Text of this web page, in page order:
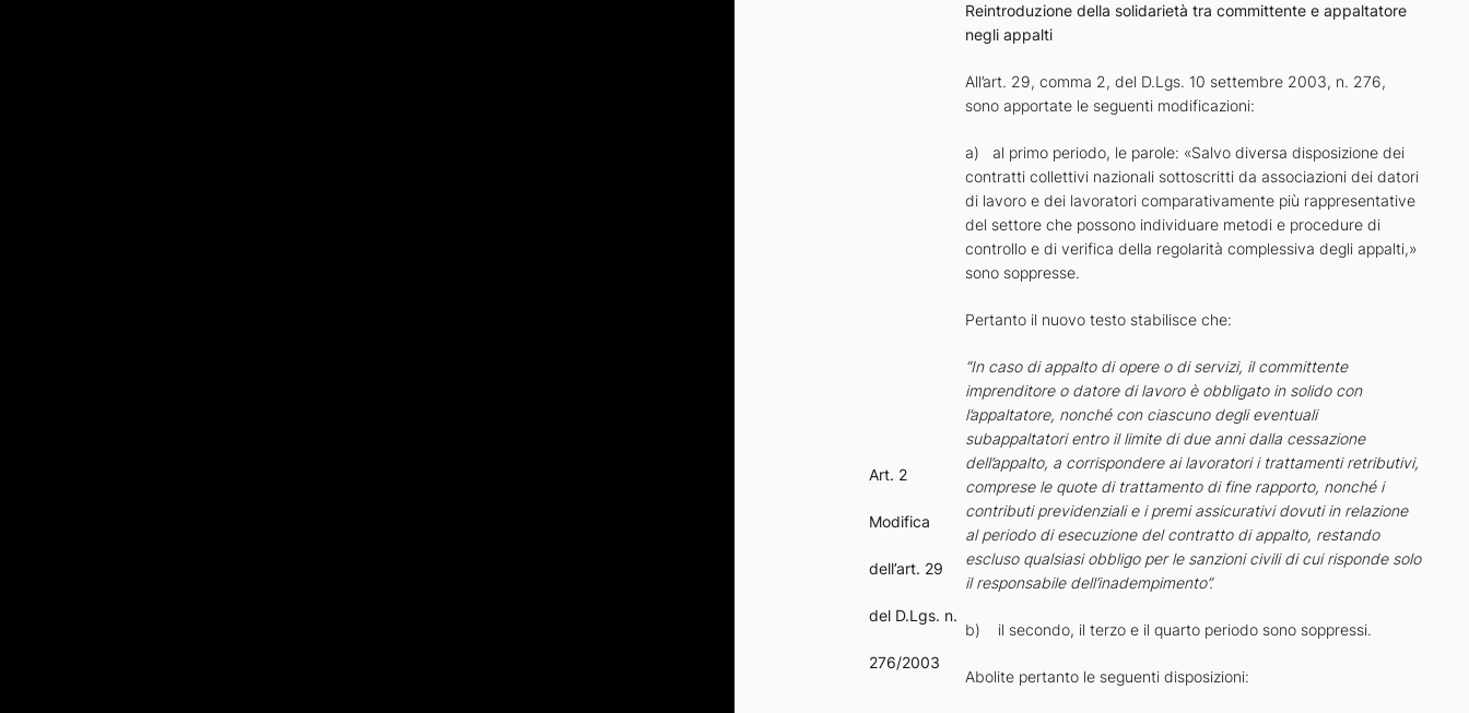
Art. 2
Modifica
dell’art. 29
del D.Lgs. n.
276/2003
Reintroduzione della solidarietà tra committente e appaltatore
negli appalti
All’art. 29, comma 2, del D.Lgs. 10 settembre 2003, n. 276,
sono apportate le seguenti modificazioni:
a) al primo periodo, le parole: «Salvo diversa disposizione dei
contratti collettivi nazionali sottoscritti da associazioni dei datori
di lavoro e dei lavoratori comparativamente più rappresentative
del settore che possono individuare metodi e procedure di
controllo e di verifica della regolarità complessiva degli appalti,»
sono soppresse.
Pertanto il nuovo testo stabilisce che:
“In caso di appalto di opere o di servizi, il committente
imprenditore o datore di lavoro è obbligato in solido con
l’appaltatore, nonché con ciascuno degli eventuali
subappaltatori entro il limite di due anni dalla cessazione
dell’appalto, a corrispondere ai lavoratori i trattamenti retributivi,
comprese le quote di trattamento di fine rapporto, nonché i
contributi previdenziali e i premi assicurativi dovuti in relazione
al periodo di esecuzione del contratto di appalto, restando
escluso qualsiasi obbligo per le sanzioni civili di cui risponde solo
il responsabile dell’inadempimento”.
b) il secondo, il terzo e il quarto periodo sono soppressi.
Abolite pertanto le seguenti disposizioni: